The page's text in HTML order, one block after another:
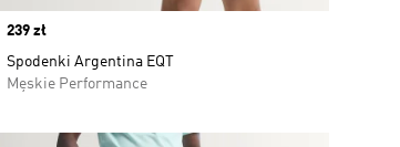
Price
239 zł
Spodenki Argentina EQT
Męskie Performance